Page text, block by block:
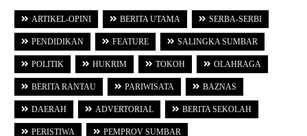
ARTIKEL-OPINI BERITA UTAMA SERBA-SERBI
PENDIDIKAN FEATURE SALINGKA SUMBAR
POLITIK HUKRIM TOKOH OLAHRAGA
BERITA RANTAU PARIWISATA BAZNAS
DAERAH ADVERTORIAL BERITA SEKOLAH
PERISTIWA PEMPROV SUMBAR